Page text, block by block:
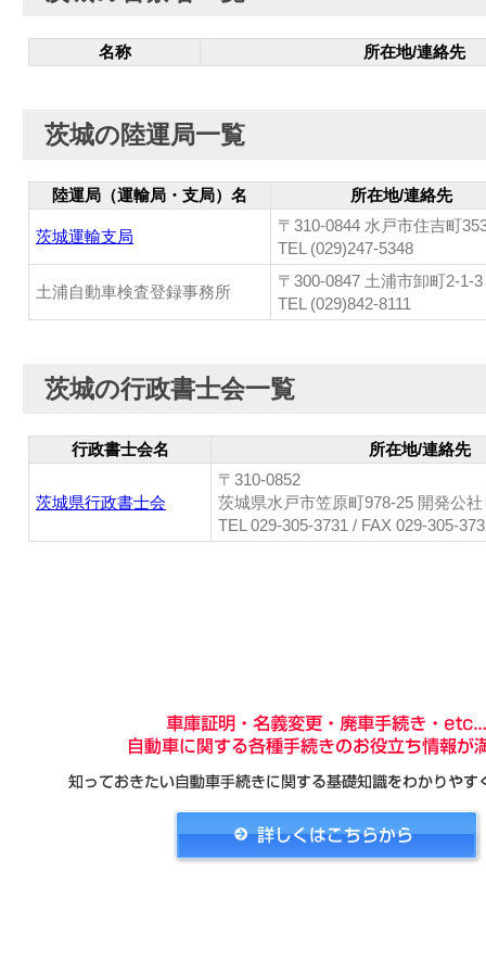
名称 所在地/連絡先
茨城の陸運局一覧
陸運局（運輸局・支局）名 所在地/連絡先
茨城運輸支局
〒310-0844 水戸市住吉町
TEL (029)247-5348
土浦自動車検査登録事務所
〒300-0847 土浦市卸町2-1-3
TEL (029)842-8111
茨城の行政書士会一覧
行政書士会名 所在地/連絡先
茨城県行政書士会
〒310-0852
茨城県水戸市笠原町978-25 開発公
TEL 029-305-3731 / FAX 029-305-